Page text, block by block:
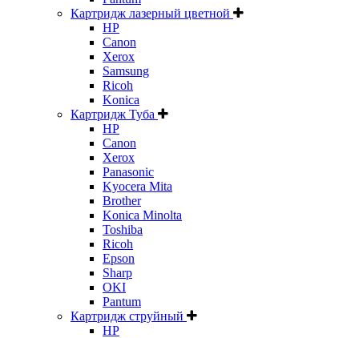
Картридж лазерный цветной
HP
Canon
Xerox
Samsung
Ricoh
Konica
Картридж Туба
HP
Canon
Xerox
Panasonic
Kyocera Mita
Brother
Konica Minolta
Toshiba
Ricoh
Epson
Sharp
OKI
Pantum
Картридж струйный
HP